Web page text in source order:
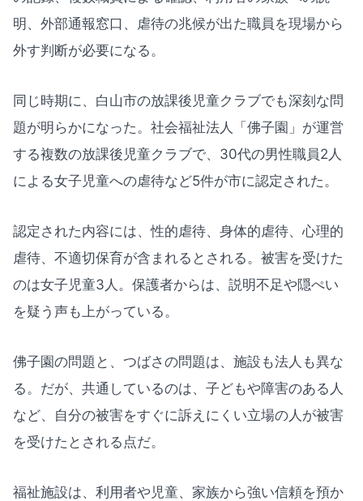
明、外部通報窓口、虐待の兆候が出た職員を現場から
外す判断が必要になる。
同じ時期に、白山市の放課後児童クラブでも深刻な問
題が明らかになった。社会福祉法人「佛子園」が運営
する複数の放課後児童クラブで、30代の男性職員2人
による女子児童への虐待など5件が市に認定された。
認定された内容には、性的虐待、身体的虐待、心理的
虐待、不適切保育が含まれるとされる。被害を受けた
のは女子児童3人。保護者からは、説明不足や隠ぺい
を疑う声も上がっている。
佛子園の問題と、つばさの問題は、施設も法人も異な
る。だが、共通しているのは、子どもや障害のある人
など、自分の被害をすぐに訴えにくい立場の人が被害
を受けたとされる点だ。
福祉施設は、利用者や児童、家族から強い信頼を預か